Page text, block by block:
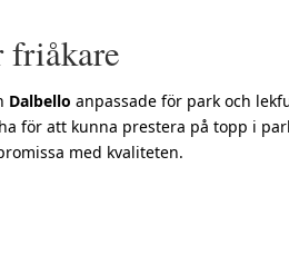
friåkare
Dalbello anpassade för park och
för att kunna prestera på topp i
med kvaliteten.